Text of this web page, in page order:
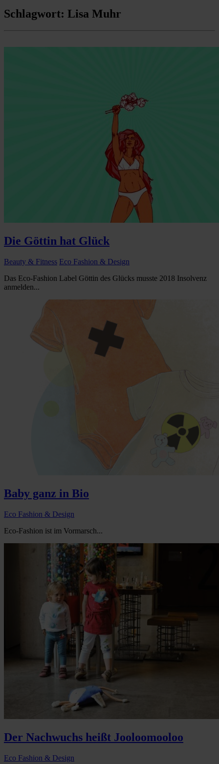
Schlagwort: Lisa Muhr
Die Göttin hat Glück
Beauty & Fitness Eco Fashion & Design
Das Eco-Fashion Label Göttin des Glücks musste 2018 Insolvenz
anmelden...
Baby ganz in Bio
Eco Fashion & Design
Eco-Fashion ist im Vormarsch...
Der Nachwuchs heißt Jooloomooloo
Eco Fashion & Design